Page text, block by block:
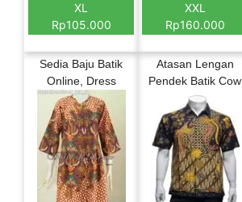
XL
Rp105.000
XXL
Rp160.000
Sedia Baju Batik
Online, Dress
Atasan Lengan
Pendek Batik Cow